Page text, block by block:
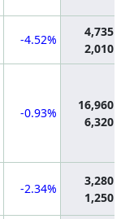
-4.52%
4,735
2,010
-0.93%
16,960
6,320
-2.34%
3,280
1,250